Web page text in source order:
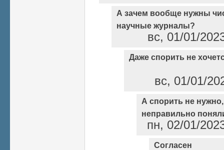
А зачем вообще нужны
научные журналы?
вс, 01/01/
Даже спорить не
вс, 01/01/
А спорить не
неправильно
пн, 02/01/
Согласен